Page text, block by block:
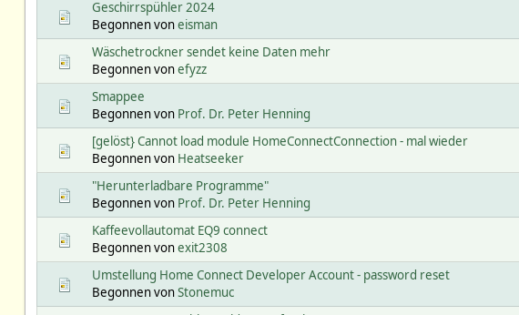
Geschirrspühler 2024
Begonnen voneisman
Wäschetrockner sendet keine Daten mehr
Begonnen vonefyzz
Smappee
Begonnen von Prof. Dr. Peter Henning
[gelöst} Cannot load module HomeConnectConnection - mal wieder
Begonnen von Heatseeker
"Herunterladbare Programme"
Begonnen von Prof. Dr. Peter Henning
Kaffeevollautomat EQ9 connect
Begonnen vonexit2308
Umstellung Home Connect Developer Account - password reset
Begonnen vonStonemuc